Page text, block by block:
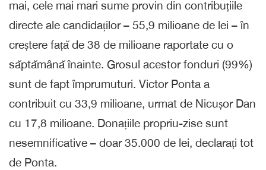
mai, cele mai mari sume provin din contribuțiile
directe ale candidaților – 55,9 milioane de lei – în
creștere față de 38 de milioane raportate cu o
săptămână înainte. Grosul acestor fonduri (99%)
sunt de fapt împrumuturi. Victor Ponta a
contribuit cu 33,9 milioane, urmat de Nicușor Dan
cu 17,8 milioane. Donațiile propriu-zise sunt
nesemnificative – doar 35.000 de lei, declarați tot
de Ponta.